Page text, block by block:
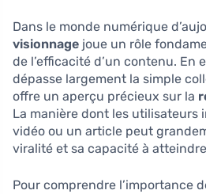
Dans le monde numérique
visionnage joue un rôle
de l’efficacité d’un contenu. En
dépasse largement la simple
offre un aperçu précieux sur la
La manière dont les utilisateurs
vidéo ou un article peut
viralité et sa capacité à
Pour comprendre l’importance